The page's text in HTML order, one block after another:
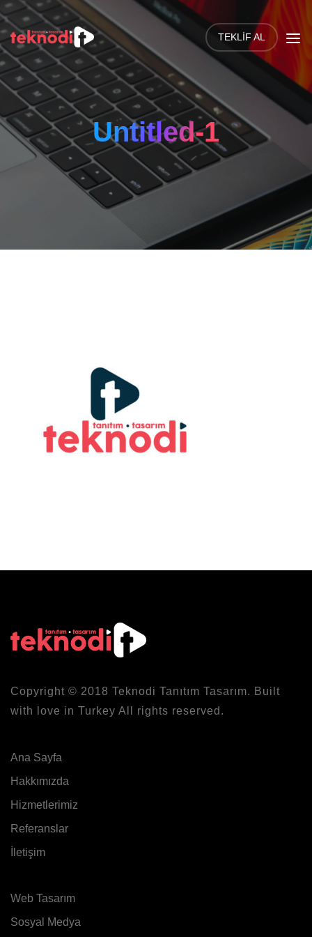
TEKLIF AL
Untitled-1
Copyright © 2018 Teknodi Tanıtım Tasarım. Built
with love in Turkey All rights reserved.
Ana Sayfa
Hakkımızda
Hizmetlerimiz
Referanslar
İletişim
Web Tasarım
Sosyal Medya